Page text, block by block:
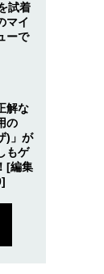
試着
マイ
ーで
解な
の
)」が
もゲ
[編集